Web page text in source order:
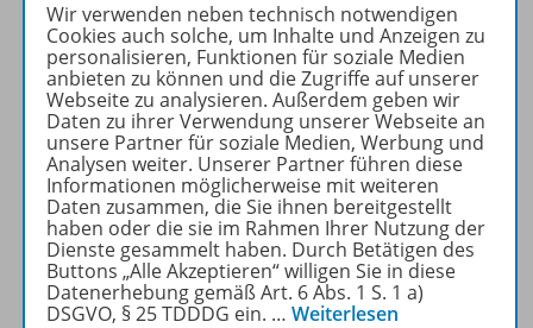
Produktinformationen
Wir verwenden neben technisch notwendigen
Cookies auch solche, um Inhalte und Anzeigen zu
personalisieren, Funktionen für soziale Medien
anbieten zu können und die Zugriffe auf unserer
Webseite zu analysieren. Außerdem geben wir
Daten zu ihrer Verwendung unserer Webseite an
unsere Partner für soziale Medien, Werbung und
Analysen weiter. Unserer Partner führen diese
Informationen möglicherweise mit weiteren
Daten zusammen, die Sie ihnen bereitgestellt
haben oder die sie im Rahmen Ihrer Nutzung der
Dienste gesammelt haben. Durch Betätigen des
Buttons „Alle Akzeptieren“ willigen Sie in diese
Datenerhebung gemäß Art. 6 Abs. 1 S. 1 a)
DSGVO, § 25 TDDDG ein. … Weiterlesen